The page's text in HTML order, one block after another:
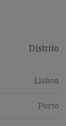
Distrito
Lisboa
Porto